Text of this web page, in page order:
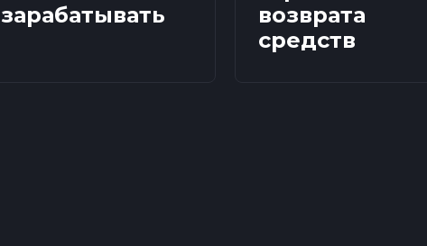
зарабатывать
возврата
средств